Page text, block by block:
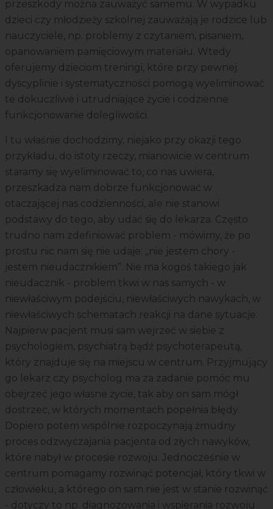
przeszkody można zauważyć samemu. W wypadku
dzieci czy młodzieży szkolnej zauważają je rodzice lub
nauczyciele, np. problemy z czytaniem, pisaniem,
opanowaniem pamięciowym materiału. Wtedy
oferujemy dzieciom treningi, które przy pewnej
dyscyplinie i systematyczności pomogą wyeliminować
te dokuczliwe i utrudniające życie i codzienne
funkcjonowanie dolegliwości.
I tu właśnie dochodzimy, niejako przy okazji tego
przykładu, do istoty rzeczy, mianowicie w centrum
staramy się wyeliminować to, co nas uwiera,
przeszkadza nam dobrze funkcjonować w
otaczającej nas codzienności, ale nie stanowi
podstawy do tego, aby udać się do lekarza. Często
trudno nam zdefiniować problem - mówimy, że po
prostu nic nam się nie udaje: „nie jestem chory -
jestem nieudacznikiem”. Nie ma kogoś takiego jak
nieudacznik - problem tkwi w nas samych - w
niewłaściwym podejściu, niewłaściwych nawykach, w
niewłaściwych schematach reakcji na dane sytuacje.
Najpierw pacjent musi sam wejrzeć w siebie z
psychologiem, psychiatrą bądź psychoterapeutą,
który znajduje się na miejscu w centrum. Przyjmujący
go lekarz czy psycholog ma za zadanie pomóc mu
obejrzeć jego własne życie, tak aby on sam mógł
dostrzec, w których momentach popełnia błędy.
Dopiero potem wspólnie rozpoczynają żmudny
proces odzwyczajania pacjenta od złych nawyków,
które nabył w procesie rozwoju. Jednocześnie w
centrum pomagamy rozwinąć potencjał, który tkwi w
człowieku, a którego on sam nie jest w stanie rozwinąć
- dotyczy to np. diagnozowania i wspierania rozwoju